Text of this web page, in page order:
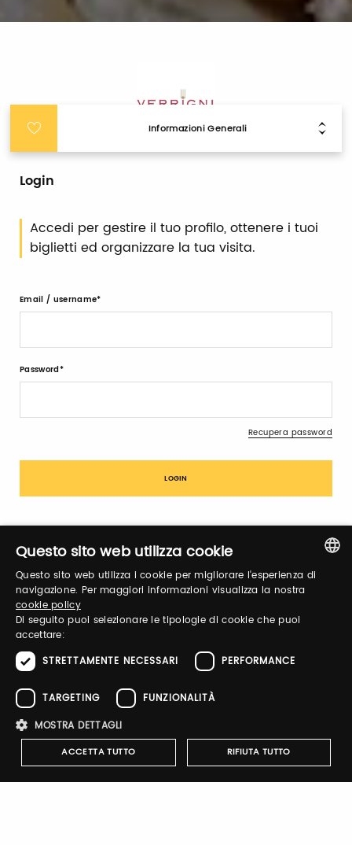
Informazioni Generali
Login
Accedi per gestire il tuo profilo, ottenere i tuoi
biglietti ed organizzare la tua visita.
Email / username
Password
Recupera password
Registrati
VERRIGNI - ANTICO
PASTIFICIO ROSETANO
partecipa allo shop digitale di
Taste 2026.
Clicca sul link, e acquista i suoi prodotti con uno
sconto pari al 20% . Riceverai il codice sconto, valido
dal 5 novembre 2025 al 23 febbraio 2026, dopo
l'acquisto del biglietto!
ITALIAN
Questo sito web utilizza cookie
Questo sito web utilizza i cookie per migliorare l'esperienza di
navigazione. Per maggiori informazioni visualizza la nostra
cookie policy
Di seguito puoi selezionare le tipologie di cookie che puoi
accettare:
STRETTAMENTE NECESSARI
PERFORMANCE
TARGETING
FUNZIONALITÀ
MOSTRA DETTAGLI
ACCETTA TUTTO RIFIUTA TUTTO